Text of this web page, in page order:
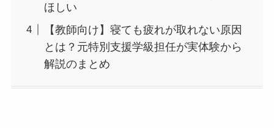
ほしい
【教師向け】寝ても疲れが取れない原因
とは？元特別支援学級担任が実体験から
解説のまとめ